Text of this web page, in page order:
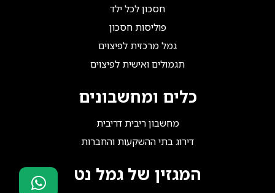
חסכון לכל ילד
פוליסות חסכון
גמל מרכזית לפיצוים
תגמולים ואישית לפיצוים
כלים ומחשבונים
מחשבון ריבית דריבית
דירוג בתי ההשקעות והחברות
המגזין של גמל נט